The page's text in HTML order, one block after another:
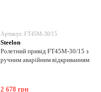
Артикул: FT45M-30/15
Steelon
Ролетний привід FT45M-30/15 з
ручним аварійним відкриванням
2 678 грн